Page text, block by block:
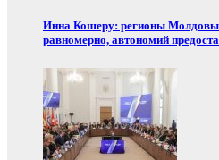
Инна Кошеру: регионы Молдовы
равномерно, автономий